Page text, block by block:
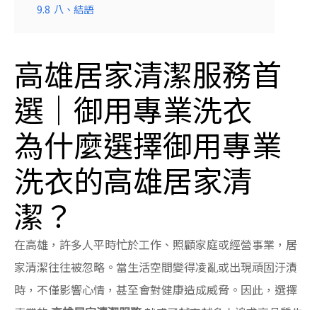
9.8 八、結語
高雄居家清潔服務首
選｜御用專業洗衣
為什麼選擇御用專業
洗衣的高雄居家清
潔？
在高雄，許多人平時忙於工作、照顧家庭或經營事業，居
家清潔往往被忽略。當生活空間變得凌亂或出現頑固汙漬
時，不僅影響心情，甚至會對健康造成威脅。因此，選擇